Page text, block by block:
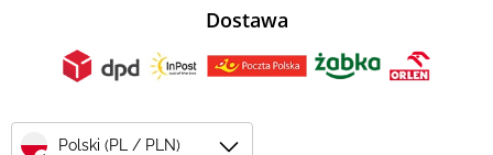
Dostawa
Polski (PL / PLN)